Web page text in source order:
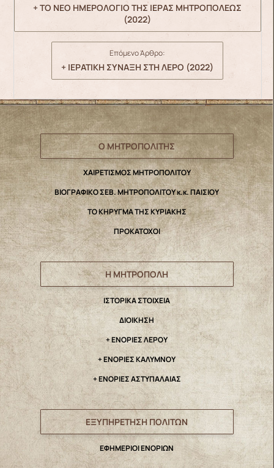
+ ΤΟ ΝΕΟ ΗΜΕΡΟΛΟΓΙΟ ΤΗΣ ΙΕΡΑΣ ΜΗΤΡΟΠΟΛΕΩΣ
(2022)
Επόμενο Άρθρο:
+ ΙΕΡΑΤΙΚΗ ΣΥΝΑΞΗ ΣΤΗ ΛΕΡΟ (2022)
Ο ΜΗΤΡΟΠΟΛΙΤΗΣ
ΧΑΙΡΕΤΙΣΜΟΣ ΜΗΤΡΟΠΟΛΙΤΟΥ
ΒΙΟΓΡΑΦΙΚΟ ΣΕΒ. ΜΗΤΡΟΠΟΛΙΤΟΥ κ.κ. ΠΑΙΣΙΟΥ
ΤΟ ΚΗΡΥΓΜΑ ΤΗΣ ΚΥΡΙΑΚΗΣ
ΠΡΟΚΑΤΟΧΟΙ
Η ΜΗΤΡΟΠΟΛΗ
IΣΤΟΡΙΚΑ ΣΤΟΙΧΕΙΑ
ΔΙΟΙΚΗΣΗ
+ ΕΝΟΡΙΕΣ ΛΕΡΟΥ
+ ΕΝΟΡΙΕΣ ΚΑΛΥΜΝΟΥ
+ ΕΝΟΡΙΕΣ ΑΣΤΥΠΑΛΑΙΑΣ
ΕΞΥΠΗΡΕΤΗΣΗ ΠΟΛΙΤΩΝ
ΕΦΗΜΕΡΙΟΙ ΕΝΟΡΙΩΝ